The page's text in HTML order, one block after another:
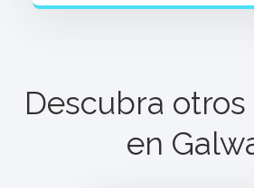
Descubra
en